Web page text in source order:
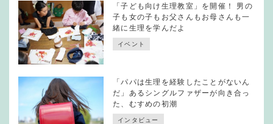
「子ども向け生理教室」を開催！ 男の
子も女の子もお父さんもお母さんも一
緒に生理を学んだよ
イベント
「パパは生理を経験したことがないん
だ」あるシングルファザーが向き合っ
た、むすめの初潮
インタビュー